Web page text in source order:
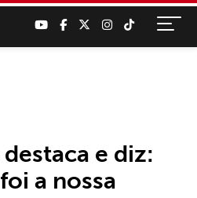
e diz:
a nossa